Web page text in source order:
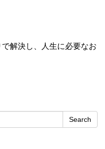
解決し、人生に必要なお
Search